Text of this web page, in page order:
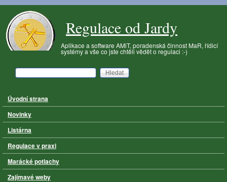
Regulace od Jardy
Aplikace a software AMiT, poradenská činnost MaR, řídicí
systémy a vše co jste chtěli vědět o regulaci :-)
Vyhledávání
Hledat
Hlavní menu
Úvodní strana
Novinky
Listárna
Regulace v praxi
Marácké potlachy
Zajímavé weby